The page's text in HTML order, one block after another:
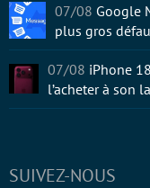
SUIVEZ-NOUS
07/08 Google
plus gros
07/08 iPhone
l’acheter à son